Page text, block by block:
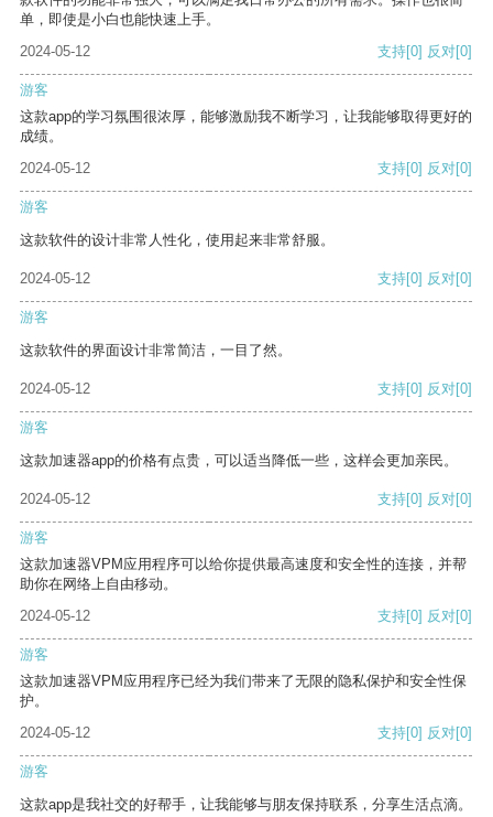
单，即使是小白也能快速上手。
2024-05-12
支持[0] 反对[0]
游客
这款app的学习氛围很浓厚，能够激励我不断学习，让我能够取得更好的
成绩。
2024-05-12
支持[0] 反对[0]
游客
这款软件的设计非常人性化，使用起来非常舒服。
2024-05-12 支持[0] 反对[0]
游客
这款软件的界面设计非常简洁，一目了然。
2024-05-12 支持[0] 反对[0]
游客
这款加速器app的价格有点贵，可以适当降低一些，这样会更加亲民。
2024-05-12 支持[0] 反对[0]
游客
这款加速器VPM应用程序可以给你提供最高速度和安全性的连接，并帮
助你在网络上自由移动。
2024-05-12
支持[0] 反对[0]
游客
这款加速器VPM应用程序已经为我们带来了无限的隐私保护和安全性保
护。
2024-05-12
支持[0] 反对[0]
游客
这款app是我社交的好帮手，让我能够与朋友保持联系，分享生活点滴。